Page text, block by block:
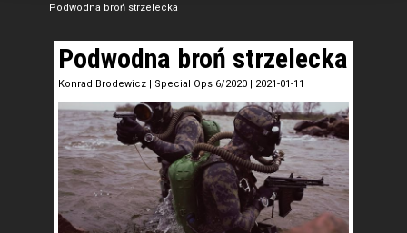
Podwodna broń strzelecka
Podwodna broń strzelecka
Konrad Brodewicz | Special Ops 6/2020 | 2021-01-11